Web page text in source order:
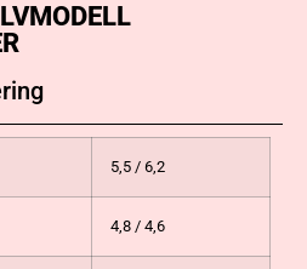
5,5 / 6,2
4,8 / 4,6